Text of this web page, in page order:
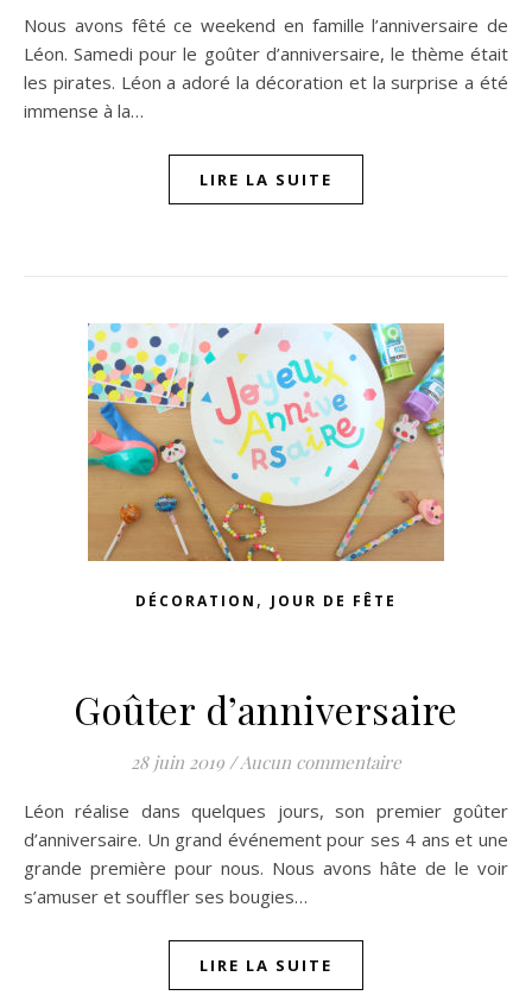
Nous avons fêté ce weekend en famille l’anniversaire de
Léon. Samedi pour le goûter d’anniversaire, le thème était
les pirates. Léon a adoré la décoration et la surprise a été
immense à la…
LIRE LA SUITE
DÉCORATION , JOUR DE FÊTE
Goûter d’anniversaire
28 juin 2019 /Aucun commentaire
Léon réalise dans quelques jours, son premier goûter
d’anniversaire. Un grand événement pour ses 4 ans et une
grande première pour nous. Nous avons hâte de le voir
s’amuser et souffler ses bougies…
LIRE LA SUITE